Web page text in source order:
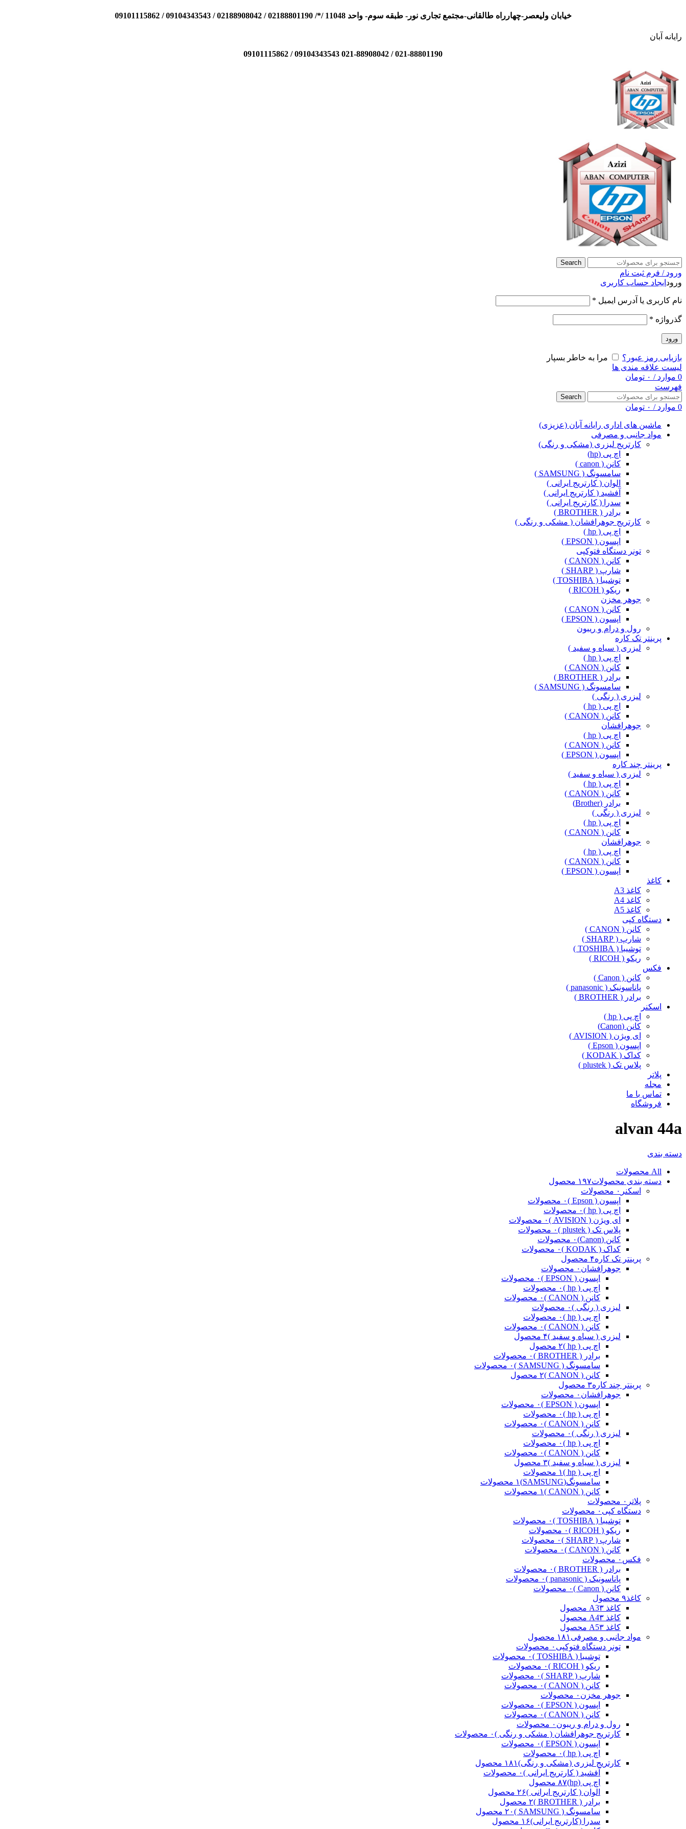
خیابان ولیعصر-چهارراه طالقانی-مجتمع تجاری نور- طبقه سوم- واحد 11048 /*/ 02188801190 / 02188908042 / 09104343543 / 09101115862
رایانه آبان
021-88801190 / 021-88908042 09104343543 / 09101115862
Search
ورود / فرم ثبت نام
ورود ایجاد حساب کاربری
نام کاربری یا آدرس ایمیل *
گذرواژه *
ورود
بازیابی رمز عبور؟
مرا به خاطر بسپار
لیست علاقه مندی ها
0 موارد / ۰ تومان
فهرست
Search
0 موارد / ۰ تومان
ماشین های اداری رایانه آبان (عزیزی)
مواد جانبی و مصرفی
کارتریج لیزری (مشکی و رنگی)
اچ پی (hp)
کانن ( canon )
سامسونگ ( SAMSUNG )
الوان ( کارتریج ایرانی )
آفشید ( کارتریج ایرانی )
سدرا ( کارتریج ایرانی )
برادر ( BROTHER )
کارتریج جوهرافشان ( مشکی و رنگی )
اچ پی ( hp )
اپسون ( EPSON )
تونر دستگاه فتوکپی
کانن ( CANON )
شارپ ( SHARP )
توشیبا ( TOSHIBA )
ریکو ( RICOH )
جوهر مخزن
کانن ( CANON )
اپسون ( EPSON )
رول و درام و ریبون
پرینتر تک کاره
لیزری ( سیاه و سفید )
اچ پی ( hp )
کانن ( CANON )
برادر ( BROTHER )
سامسونگ ( SAMSUNG )
لیزری ( رنگی )
اچ پی ( hp )
کانن ( CANON )
جوهرافشان
اچ پی ( hp )
کانن ( CANON )
اپسون ( EPSON )
پرینتر چند کاره
لیزری ( سیاه و سفید )
اچ پی ( hp )
کانن ( CANON )
برادر (Brother)
لیزری ( رنگی )
اچ پی ( hp )
کانن ( CANON )
جوهرافشان
اچ پی ( hp )
کانن ( CANON )
اپسون ( EPSON )
کاغذ
کاغذ A3
کاغذ A4
کاغذ A5
دستگاه کپی
کانن ( CANON )
شارپ ( SHARP )
توشیبا ( TOSHIBA )
ریکو ( RICOH )
فکس
کانن ( Canon )
پاناسونیک ( panasonic )
برادر ( BROTHER )
اسکنر
اچ پی ( hp )
کانن (Canon)
ای ویژن ( AVISION )
اپسون ( Epson )
کداک ( KODAK )
پلاس تک ( plustek )
پلاتر
مجله
تماس با ما
فروشگاه
alvan 44a
دسته بندی
All محصولات
دسته بندی محصولات۱۹۷ محصول
اسکنر ۰ محصولات
اپسون ( Epson )
۰ محصولات
اچ پی ( hp )
۰ محصولات
ای ویژن ( AVISION )
۰ محصولات
پلاس تک ( plustek )
۰ محصولات
کانن (Canon)
۰ محصولات
کداک ( KODAK )
۰ محصولات
پرینتر تک کاره۴ محصول
جوهرافشان ۰ محصولات
اپسون ( EPSON )
۰ محصولات
اچ پی ( hp )
۰ محصولات
کانن ( CANON )
۰ محصولات
لیزری ( رنگی )۰ محصولات
اچ پی ( hp )
۰ محصولات
کانن ( CANON )
۰ محصولات
لیزری ( سیاه و سفید )۴ محصول
اچ پی ( hp )
۲ محصول
برادر ( BROTHER )
۰ محصولات
سامسونگ ( SAMSUNG )
۰ محصولات
کانن ( CANON )
۲ محصول
پرینتر چند کاره۳ محصول
جوهرافشان ۰ محصولات
اپسون ( EPSON )
۰ محصولات
اچ پی ( hp )
۰ محصولات
کانن ( CANON )
۰ محصولات
لیزری ( رنگی )۰ محصولات
اچ پی ( hp )
۰ محصولات
کانن ( CANON )
۰ محصولات
لیزری ( سیاه و سفید )۳ محصول
اچ پی ( hp )
۱ محصولات
سامسونگ(SAMSUNG)
۱ محصولات
کانن ( CANON )
۱ محصولات
پلاتر ۰ محصولات
دستگاه کپی ۰ محصولات
توشیبا ( TOSHIBA )
۰ محصولات
ریکو ( RICOH )
۰ محصولات
شارپ ( SHARP )
۰ محصولات
کانن ( CANON )
۰ محصولات
فکس ۰ محصولات
برادر ( BROTHER )
۰ محصولات
پاناسونیک ( panasonic )
۰ محصولات
کانن ( Canon )
۰ محصولات
کاغذ۹ محصول
کاغذ A3 ۳ محصول
کاغذ A4 ۳ محصول
کاغذ A5 ۳ محصول
مواد جانبی و مصرفی ۱۸۱ محصول
تونر دستگاه فتوکپی ۰ محصولات
توشیبا ( TOSHIBA )
۰ محصولات
ریکو ( RICOH )
۰ محصولات
شارپ ( SHARP )
۰ محصولات
کانن ( CANON )
۰ محصولات
جوهر مخزن ۰ محصولات
اپسون ( EPSON )
۰ محصولات
کانن ( CANON )
۰ محصولات
رول و درام و ریبون ۰ محصولات
کارتریج جوهرافشان ( مشکی و رنگی )۰ محصولات
اپسون ( EPSON )
۰ محصولات
اچ پی ( hp )
۰ محصولات
کارتریج لیزری (مشکی و رنگی)۱۸۱ محصول
آفشید ( کارتریج ایرانی )۰ محصولات
اچ پی (hp)
۸۷ محصول
الوان ( کارتریج ایرانی )۲۶ محصول
برادر ( BROTHER )
۲ محصول
سامسونگ ( SAMSUNG )
۲۰ محصول
سدرا (کارتریج ایرانی)۱۶ محصول